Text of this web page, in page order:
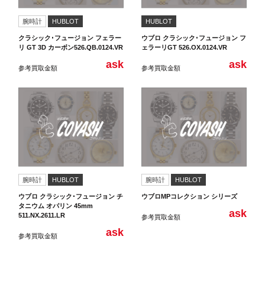
腕時計 HUBLOT
クラシック･フュージョン フェラー
リ GT 3D カーボン526.QB.0124.VR
参考買取金額 ask
HUBLOT
ウブロ クラシック･フュージョン フ
ェラーリGT 526.OX.0124.VR
参考買取金額 ask
腕時計 HUBLOT
ウブロ クラシック･フュージョン チ
タニウム オパリン 45mm
511.NX.2611.LR
参考買取金額 ask
腕時計 HUBLOT
ウブロMPコレクション シリーズ
参考買取金額 ask